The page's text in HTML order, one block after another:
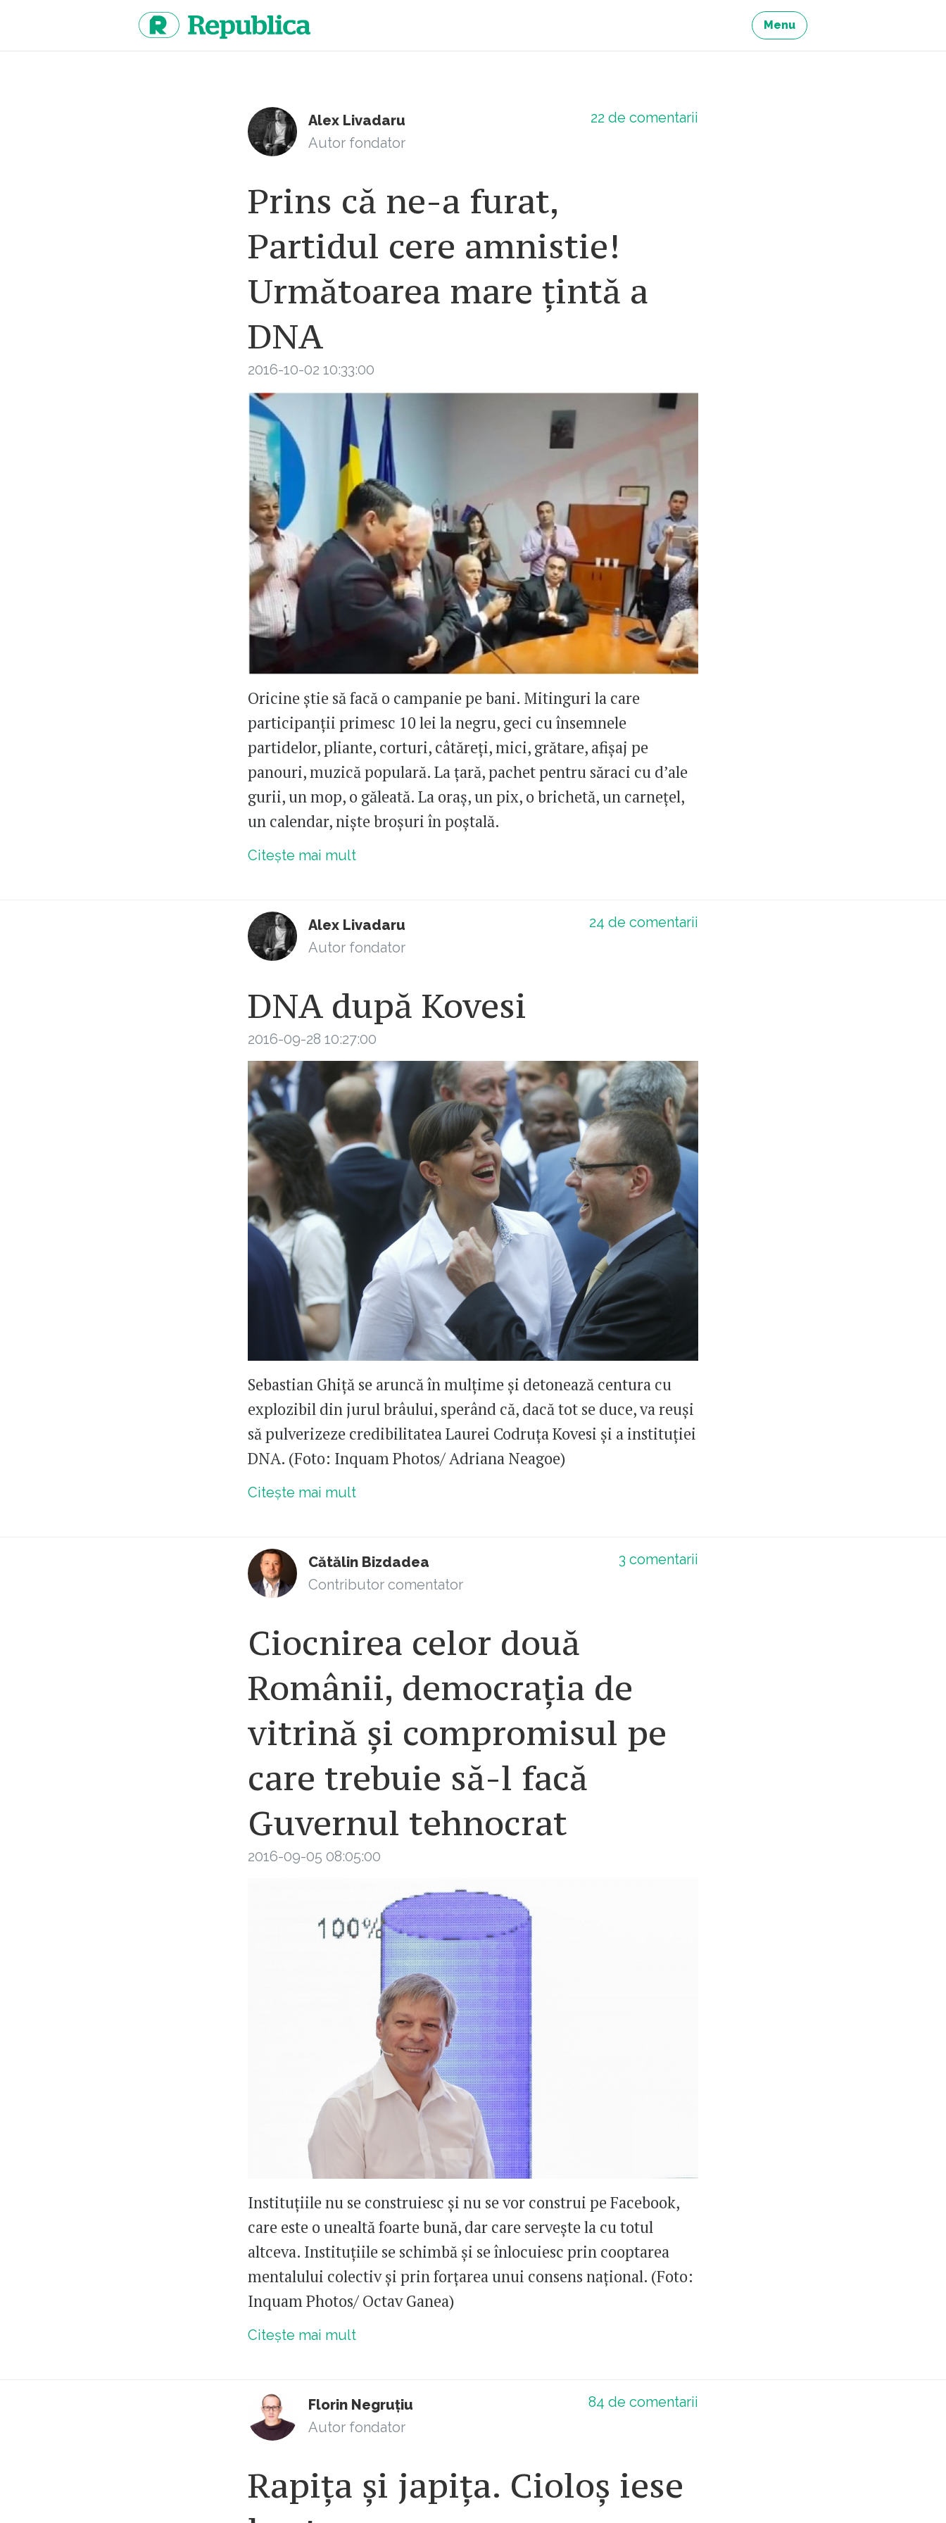
Menu
Alex Livadaru
Autor fondator
22 de comentarii
Prins că ne-a furat,
Partidul cere amnistie!
Următoarea mare țintă a
DNA
2016-10-02 10:33:00
Oricine știe să facă o campanie pe bani. Mitinguri la care
participanții primesc 10 lei la negru, geci cu însemnele
partidelor, pliante, corturi, câtăreți, mici, grătare, afișaj pe
panouri, muzică populară. La țară, pachet pentru săraci cu d’ale
gurii, un mop, o găleată. La oraș, un pix, o brichetă, un carnețel,
un calendar, niște broșuri în poștală.
Citește mai mult
Alex Livadaru
Autor fondator
24 de comentarii
DNA după Kovesi
2016-09-28 10:27:00
Sebastian Ghiță se aruncă în mulțime și detonează centura cu
explozibil din jurul brâului, sperând că, dacă tot se duce, va reuși
să pulverizeze credibilitatea Laurei Codruța Kovesi și a instituției
DNA. (Foto: Inquam Photos/ Adriana Neagoe)
Citește mai mult
Cătălin Bizdadea
Contributor comentator
3 comentarii
Ciocnirea celor două
Românii, democrația de
vitrină și compromisul pe
care trebuie să-l facă
Guvernul tehnocrat
2016-09-05 08:05:00
Instituțiile nu se construiesc și nu se vor construi pe Facebook,
care este o unealtă foarte bună, dar care servește la cu totul
altceva. Instituțiile se schimbă și se înlocuiesc prin cooptarea
mentalului colectiv și prin forțarea unui consens național. (Foto:
Inquam Photos/ Octav Ganea)
Citește mai mult
Florin Negruțiu
Autor fondator
84 de comentarii
Rapița și japița. Cioloș iese